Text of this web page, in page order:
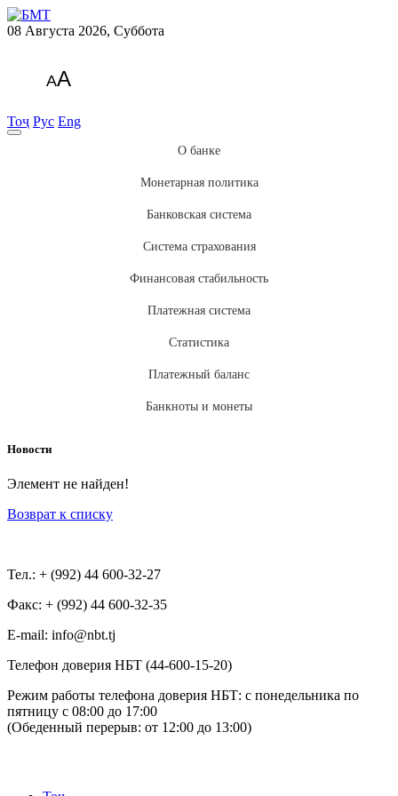
08 Августа 2026, Суббота
AA
Тоҷ Рус Eng
О банке
Монетарная политика
Банковская система
Система страхования
Финансовая стабильность
Платежная система
Статистика
Платежный баланс
Банкноты и монеты
Новости
Элемент не найден!
Возврат к списку
Тел.: + (992) 44 600-32-27
Факс: + (992) 44 600-32-35
Е-mail: info@nbt.tj
Телефон доверия НБТ (44-600-15-20)
Режим работы телефона доверия НБТ: с понедельника по
пятницу с 08:00 до 17:00
(Обеденный перерыв: от 12:00 до 13:00)